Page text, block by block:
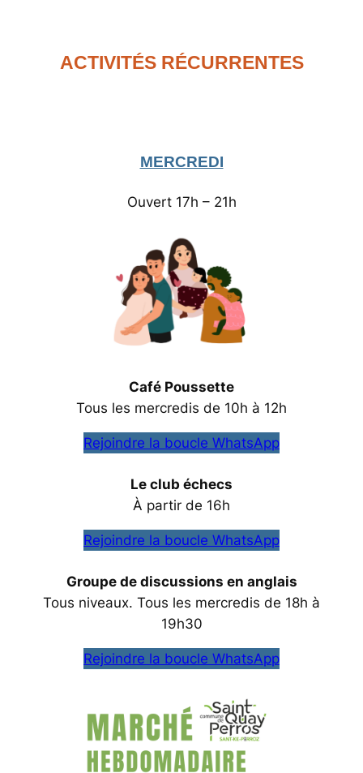
ACTIVITÉS RÉCURRENTES
MERCREDI
Ouvert 17h – 21h
Café Poussette
Tous les mercredis de 10h à 12h
Rejoindre la boucle WhatsApp
L‌e club échecs
À partir de 16h
Rejoindre la boucle WhatsApp
‌Groupe de discussions en anglais
‌Tous niveaux. Tous les mercredis de 18h à
19h30
Rejoindre la boucle WhatsApp